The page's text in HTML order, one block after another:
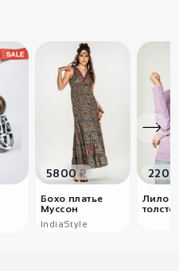
5800₽
Бохо платье
Муссон
IndiaStyle
2200